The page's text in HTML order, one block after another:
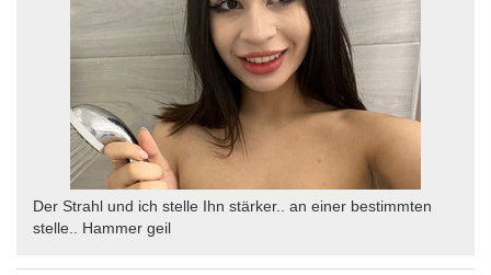
Der Strahl und ich stelle Ihn stärker.. an einer bestimmten
stelle.. Hammer geil